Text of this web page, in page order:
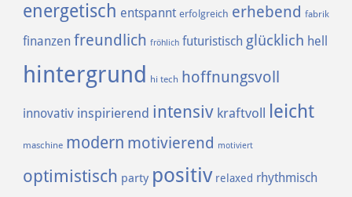
energetisch entspannt erfolgreich erhebend fabrik
finanzen freundlich fröhlich futuristisch glücklich hell
hintergrund hi tech hoffnungsvoll
innovativ inspirierend intensiv kraftvoll leicht
maschine modern motivierend motiviert
optimistisch party positiv relaxed rhythmisch